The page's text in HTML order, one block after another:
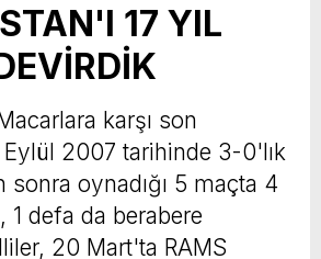
17 YIL
karşı son
2007 tarihinde 3-0'lık
sonra oynadığı 5 maçta 4
1 defa da berabere
20 Mart'ta RAMS